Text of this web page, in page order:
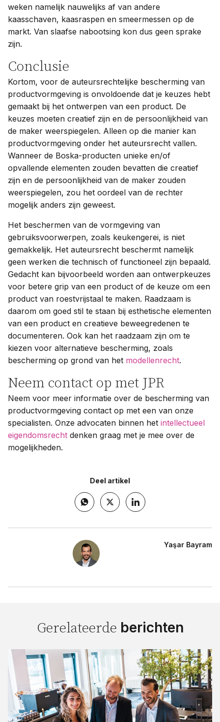
weken namelijk nauwelijks af van andere
kaasschaven, kaasraspen en smeermessen op de
markt. Van slaafse nabootsing kon dus geen sprake
zijn.
Conclusie
Kortom, voor de auteursrechtelijke bescherming van
productvormgeving is onvoldoende dat je keuzes hebt
gemaakt bij het ontwerpen van een product. De
keuzes moeten creatief zijn en de persoonlijkheid van
de maker weerspiegelen. Alleen op die manier kan
productvormgeving onder het auteursrecht vallen.
Wanneer de Boska-producten unieke en/of
opvallende elementen zouden bevatten die creatief
zijn en de persoonlijkheid van de maker zouden
weerspiegelen, zou het oordeel van de rechter
mogelijk anders zijn geweest.
Het beschermen van de vormgeving van
gebruiksvoorwerpen, zoals keukengerei, is niet
gemakkelijk. Het auteursrecht beschermt namelijk
geen werken die technisch of functioneel zijn bepaald.
Gedacht kan bijvoorbeeld worden aan ontwerpkeuzes
voor betere grip van een product of de keuze om een
product van roestvrijstaal te maken. Raadzaam is
daarom om goed stil te staan bij esthetische elementen
van een product en creatieve beweegredenen te
documenteren. Ook kan het raadzaam zijn om te
kiezen voor alternatieve bescherming, zoals
bescherming op grond van het modellenrecht.
Neem contact op met JPR
Neem voor meer informatie over de bescherming van
productvormgeving contact op met een van onze
specialisten. Onze advocaten binnen het intellectueel
eigendomsrecht denken graag met je mee over de
mogelijkheden.
Deel artikel
Yaşar Bayram
Gerelateerde berichten